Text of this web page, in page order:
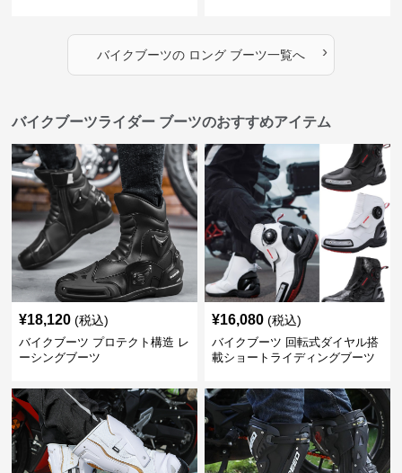
バイクブーツのロング ブーツ一覧へ ›
バイクブーツライダー ブーツのおすすめアイテム
¥18,120 (税込)
バイクブーツ プロテクト構造 レ
ーシングブーツ
¥16,080 (税込)
バイクブーツ 回転式ダイヤル搭
載ショートライディングブーツ